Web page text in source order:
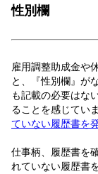
性別欄
雇用調整助成金や
と、『性別欄』が
も記載の必要はな
ることを感じてい
ていない履歴書を
仕事柄、履歴書を
れていない履歴書